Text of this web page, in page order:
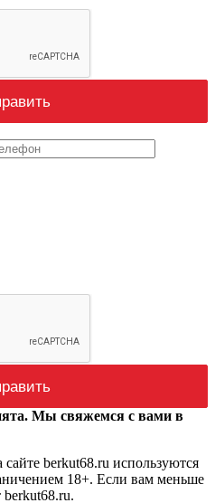
Мы свяжемся с вами в
berkut68.ru используются
18+. Если вам меньше
berkut68.ru.